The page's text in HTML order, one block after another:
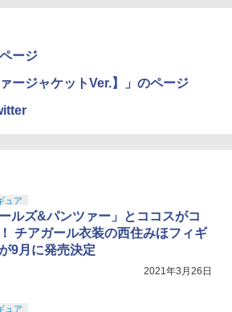
ージ
ージャケットVer.】」のページ
ュア
ールズ&パンツァー」とココスがコ
チアガール衣装の西住みほフィギ
9月に発売決定
2021年3月26日
ュア